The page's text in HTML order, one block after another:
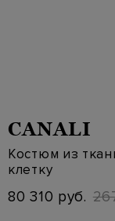
CANALI
Костюм из
клетку
80 310 руб.